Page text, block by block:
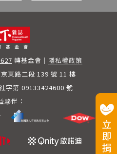
教育改革之所
動的發電廠。
篇，測驗結束
學生、家長、
及校長回答閱
卷，以全面了
環境與教學法
小學生母 語
的影響。
播道書院
教室正在上中
位中文老師吳
意丹流暢地主
個課堂沒有片
鬧哄哄的教室
天，老師要大
一堂課的故事
寶與小魚」，
一組學生「工
學習單），以
書院總校長盧
，中文好，英
會好。」 香
書院是2006年
校，採行「一
構，學生從小
高中畢業，將
待上12年，從
青春期都在此
長盧偉成說，
是孩子另一個
讓學生快樂學
達到教育的目
轉基金會 ｜ 隱私權政策
東路二段 139 號 11 樓
字第 09133424600 號
夥伴：